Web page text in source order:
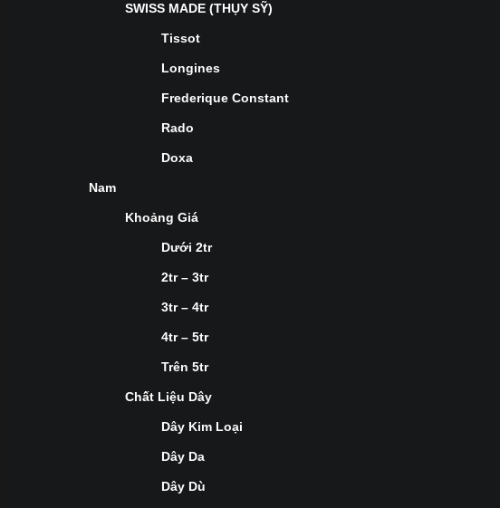
SWISS MADE (THỤY SỸ)
Tissot
Longines
Frederique Constant
Rado
Doxa
Nam
Khoảng Giá
Dưới 2tr
2tr – 3tr
3tr – 4tr
4tr – 5tr
Trên 5tr
Chất Liệu Dây
Dây Kim Loại
Dây Da
Dây Dù